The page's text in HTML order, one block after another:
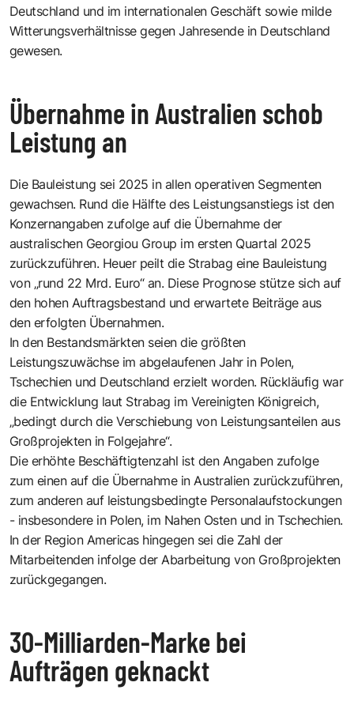
Deutschland und im internationalen Geschäft sowie milde
Witterungsverhältnisse gegen Jahresende in Deutschland
gewesen.
Übernahme in Australien schob
Leistung an
Die Bauleistung sei 2025 in allen operativen Segmenten
gewachsen. Rund die Hälfte des Leistungsanstiegs ist den
Konzernangaben zufolge auf die Übernahme der
australischen Georgiou Group im ersten Quartal 2025
zurückzuführen. Heuer peilt die Strabag eine Bauleistung
von „rund 22 Mrd. Euro“ an. Diese Prognose stütze sich auf
den hohen Auftragsbestand und erwartete Beiträge aus
den erfolgten Übernahmen.
In den Bestandsmärkten seien die größten
Leistungszuwächse im abgelaufenen Jahr in Polen,
Tschechien und Deutschland erzielt worden. Rückläufig war
die Entwicklung laut Strabag im Vereinigten Königreich,
„bedingt durch die Verschiebung von Leistungsanteilen aus
Großprojekten in Folgejahre“.
Die erhöhte Beschäftigtenzahl ist den Angaben zufolge
zum einen auf die Übernahme in Australien zurückzuführen,
zum anderen auf leistungsbedingte Personalaufstockungen
- insbesondere in Polen, im Nahen Osten und in Tschechien.
In der Region Americas hingegen sei die Zahl der
Mitarbeitenden infolge der Abarbeitung von Großprojekten
zurückgegangen.
30-Milliarden-Marke bei
Aufträgen geknackt